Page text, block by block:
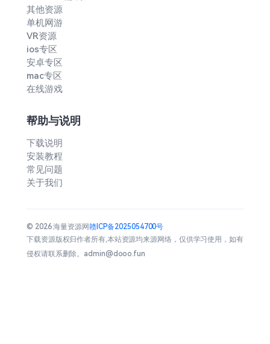
其他资源
单机网游
VR资源
ios专区
安卓专区
mac专区
在线游戏
帮助与说明
下载说明
安装教程
常见问题
关于我们
© 2026 海量资源网赣ICP备2025054700号
下载资源版权归作者所有,本站资源均来源网络，仅供学习使用，如有
侵权请联系删除。admin@dooo.fun